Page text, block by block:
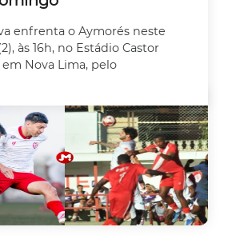
enfrenta o Aymorés neste
às 16h, no Estádio Castor
Nova Lima, pelo